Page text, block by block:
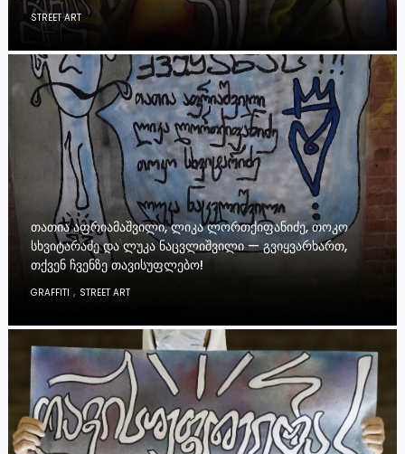
STREET ART
ᲗᲐᲗᲘᲐ ᲐᲤᲠᲘᲐᲛᲐᲨᲕᲘᲚᲘ, ᲚᲘᲙᲐ ᲚᲝᲠᲗᲥᲘᲤᲐᲜᲘᲫᲔ, ᲗᲝᲙᲝ
ᲡᲮᲕᲘᲢᲐᲠᲐᲫᲔ ᲓᲐ ᲚᲣᲙᲐ ᲜᲐᲪᲕᲚᲘᲨᲕᲘᲚᲘ — ᲒᲕᲘᲧᲕᲐᲠᲮᲐᲠᲗ,
ᲗᲥᲕᲔᲜ ᲩᲕᲔᲜᲖᲔ ᲗᲐᲕᲘᲡᲣᲤᲚᲔᲑᲝ!
GRAFFITI , STREET ART